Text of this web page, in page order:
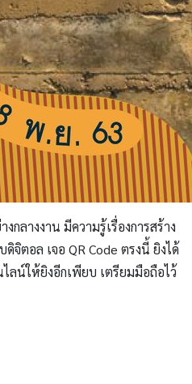
กลางงาน มีความรู้เรื่องการสร้าง
จิตอล เจอ QR Code ตรงนี้ ยิงได้
ลน์ให้ยิงอีกเพียบ เตรียมมือถือไว้